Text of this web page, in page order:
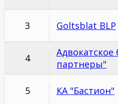
3 Goltsblat BLP
4
партнеры"
5 КА "Бастион"